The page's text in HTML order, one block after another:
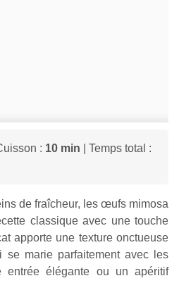
: 10 min | Temps total :
de fraîcheur, les œufs mimosa
classique avec une touche
apporte une texture onctueuse
se marie parfaitement avec les
élégante ou un apéritif